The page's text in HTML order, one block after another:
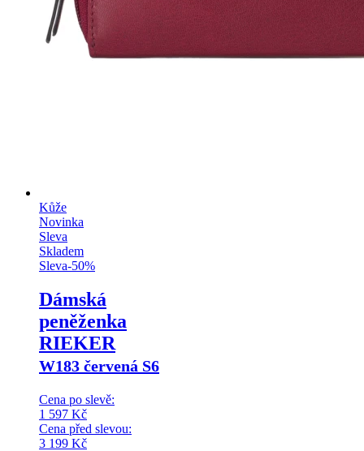
Kůže
Novinka
Sleva
Skladem
Sleva-50%
Dámská
peněženka
RIEKER
W183 červená S6
Cena po slevě:
1 597 Kč
Cena před slevou:
3 199 Kč